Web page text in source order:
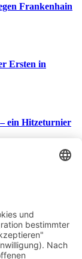
Frankenhain
Ersten in
ein Hitzeturnier